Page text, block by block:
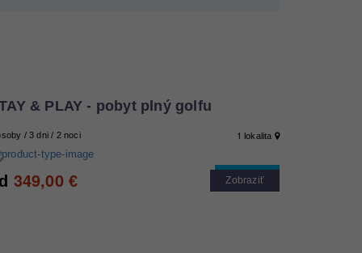
& PLAY - pobyt plný golfu
/ 3 dni / 2 noci 1 lokalita
Cool tip
349,00€ Zobraziť